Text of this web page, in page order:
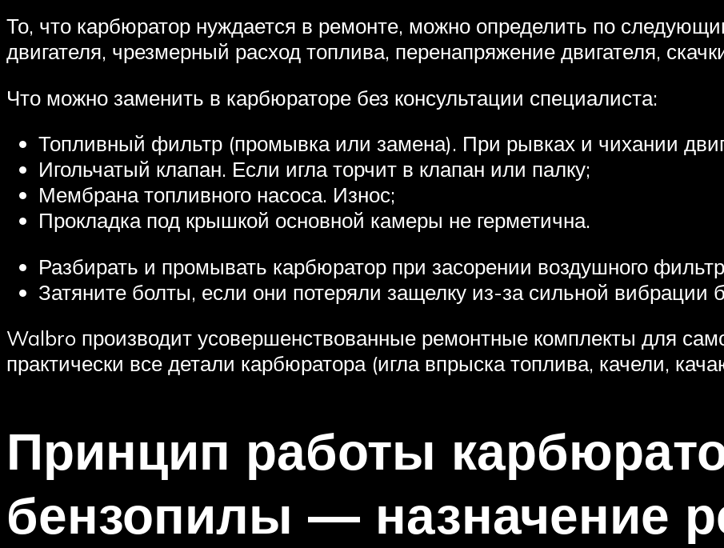
То, что карбюратор нуждается в ремонте, можно определить по
двигателя, чрезмерный расход топлива, перенапряжение двигателя,
Что можно заменить в карбюраторе без консультации специалиста:
Топливный фильтр (промывка или замена). При рывках и чихании
Игольчатый клапан. Если игла торчит в клапан или палку;
Мембрана топливного насоса. Износ;
Прокладка под крышкой основной камеры не герметична.
Разбирать и промывать карбюратор при засорении воздушного
Затяните болты, если они потеряли защелку из-за сильной вибрации
Walbro производит усовершенствованные ремонтные комплекты для
практически все детали карбюратора (игла впрыска топлива, качели,
Принцип работы
бензопилы — назначение